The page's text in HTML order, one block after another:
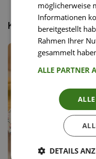
Könnte dir auch
möglicherweise
Informationen
bereitgestellt
Rahmen Ihrer
gesammelt
ALLE PARTNER
DETAILS